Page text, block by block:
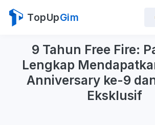
TopUpGim
9 Tahun Free Fire:
Lengkap
Anniversary ke-9
Eksklusif